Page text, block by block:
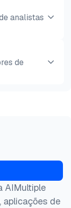
analistas
de
no Telegram:
aimultiple.com/
10 Julho 2026}
AIMultiple
aplicações de